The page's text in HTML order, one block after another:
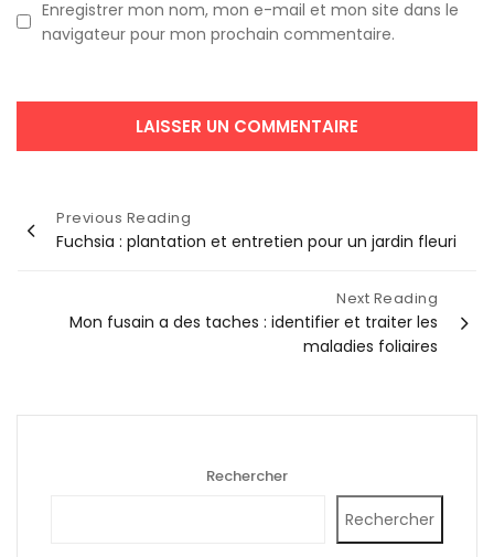
Enregistrer mon nom, mon e-mail et mon site dans le
navigateur pour mon prochain commentaire.
Navigation
Previous Reading
Fuchsia : plantation et entretien pour un jardin fleuri
Next Reading
Mon fusain a des taches : identifier et traiter les
maladies foliaires
Rechercher
Rechercher